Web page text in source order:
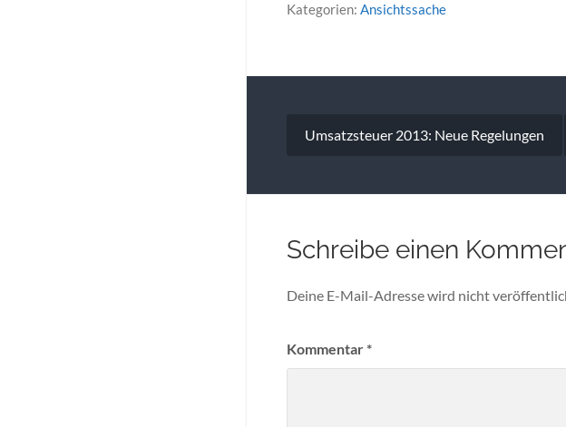
Kategorien: Ansichtssache
Umsatzsteuer 2013: Neue Regelungen
Schreibe einen
Deine E-Mail-Adresse wird nicht
Kommentar*